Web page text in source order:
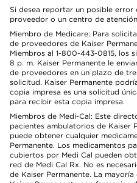
Si desea reportar un posible error
proveedor o un centro de
Miembro de Medicare: Para
de proveedores de Kaiser
Miembros al 1-800-443-0815, los
8 p. m. Kaiser Permanente le
de proveedores en un plazo de
solicitud. Kaiser Permanente
copia impresa es una solicitud
para recibir esta copia impresa.
Miembros de Medi-Cal: Este
pacientes ambulatorios de Kaiser
puede obtener cualquier
Permanente. Los medicamentos
cubiertos por Medi Cal pueden
red de Medi Cal Rx. No es
de Kaiser Permanente. La